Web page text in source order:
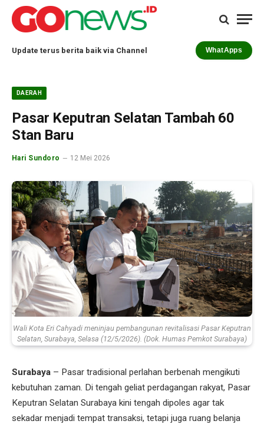
Update terus berita baik via Channel WhatApps
DAERAH
Pasar Keputran Selatan Tambah 60
Stan Baru
Hari Sundoro 12 Mei 2026
Wali Kota Eri Cahyadi meninjau pembangunan revitalisasi Pasar Keputran
Selatan, Surabaya, Selasa (12/5/2026). (Dok. Humas Pemkot Surabaya)
Surabaya – Pasar tradisional perlahan berbenah mengikuti
kebutuhan zaman. Di tengah geliat perdagangan rakyat, Pasar
Keputran Selatan Surabaya kini tengah dipoles agar tak
sekadar menjadi tempat transaksi, tetapi juga ruang belanja